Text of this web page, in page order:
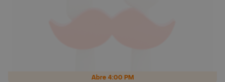
Abre 4:00 PM